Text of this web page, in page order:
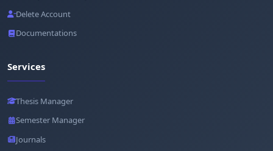
Delete Account
Documentations
Services
Thesis Manager
Semester Manager
Journals